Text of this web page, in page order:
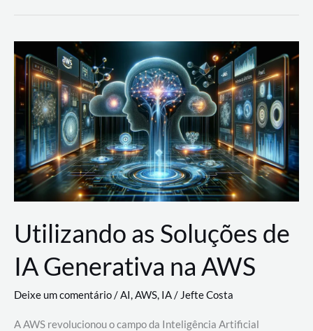
um
com
AWS
Utilizando as Soluções de
IA Generativa na AWS
Deixe um comentário/AI,AWS, IA/Jefte Costa
A AWS revolucionou o campo da Inteligência Artificial